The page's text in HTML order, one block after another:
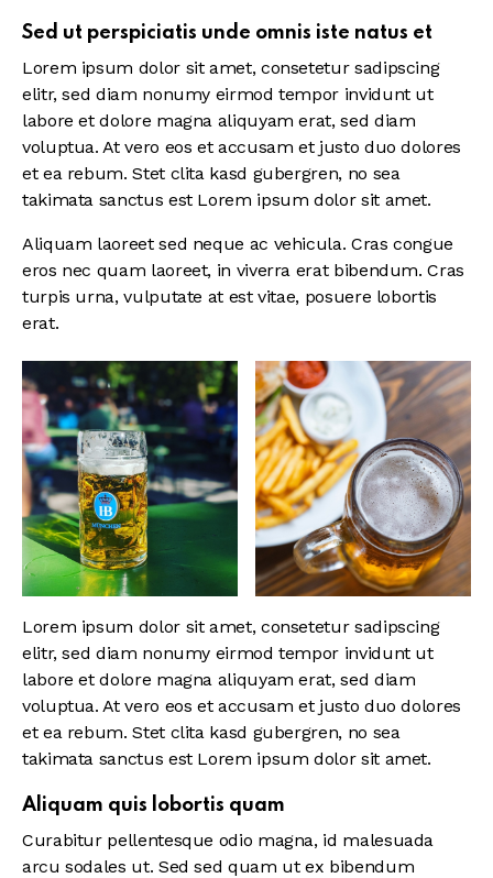
Sed ut perspiciatis unde omnis iste natus et
Lorem ipsum dolor sit amet, consetetur sadipscing
elitr, sed diam nonumy eirmod tempor invidunt ut
labore et dolore magna aliquyam erat, sed diam
voluptua. At vero eos et accusam et justo duo dolores
et ea rebum. Stet clita kasd gubergren, no sea
takimata sanctus est Lorem ipsum dolor sit amet.
Aliquam laoreet sed neque ac vehicula. Cras congue
eros nec quam laoreet, in viverra erat bibendum. Cras
turpis urna, vulputate at est vitae, posuere lobortis
erat.
Lorem ipsum dolor sit amet, consetetur sadipscing
elitr, sed diam nonumy eirmod tempor invidunt ut
labore et dolore magna aliquyam erat, sed diam
voluptua. At vero eos et accusam et justo duo dolores
et ea rebum. Stet clita kasd gubergren, no sea
takimata sanctus est Lorem ipsum dolor sit amet.
Aliquam quis lobortis quam
Curabitur pellentesque odio magna, id malesuada
arcu sodales ut. Sed sed quam ut ex bibendum